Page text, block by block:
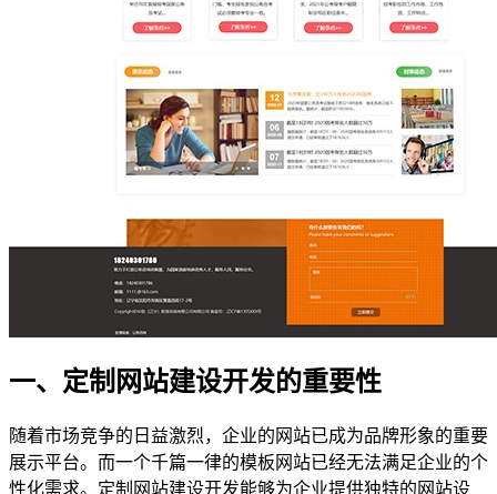
一、定制网站建设开发的重要性
随着市场竞争的日益激烈，企业的网站已成为品牌形象的重要
展示平台。而一个千篇一律的模板网站已经无法满足企业的个
性化需求。定制网站建设开发能够为企业提供独特的网站设